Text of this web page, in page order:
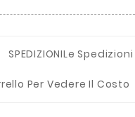
SPEDIZIONILe
Per Vedere Il Costo